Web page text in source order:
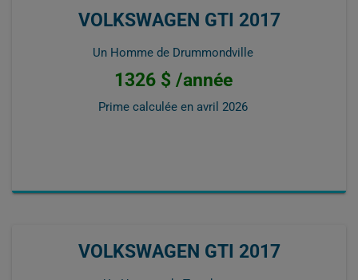
VOLKSWAGEN GTI 2017
Un Homme de Drummondville
1326 $ /année
Prime calculée en avril 2026
VOLKSWAGEN GTI 2017